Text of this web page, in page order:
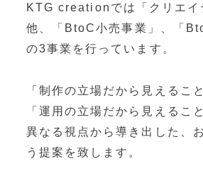
制作事例・製造実績
ブログ
お問い合わせ
KTG creationでは「クリエイ
他、
「BtoC小売事業」、「
の3事業を行っています。
「制作の立場だから見えるこ
「運用の立場だから見えること
異なる視点から導き出した、
う提案を致します。